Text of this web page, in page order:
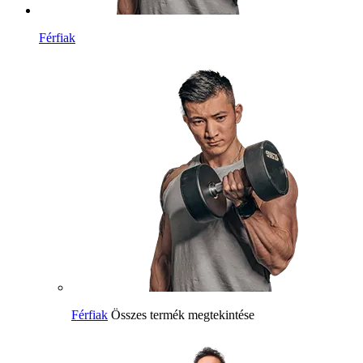
Férfiak
Férfiak Összes termék megtekintése